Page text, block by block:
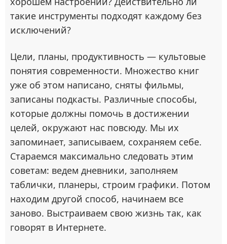
такие инструменты подходят каждому без
исключений?
Цели, планы, продуктивность — культовые
понятия современности. Множество книг
уже об этом написано, сняты фильмы,
записаны подкасты. Различные способы,
которые должны помочь в достижении
целей, окружают нас повсюду. Мы их
запоминает, записываем, сохраняем себе.
Стараемся максимально следовать этим
советам: ведем дневники, заполняем
таблички, планеры, строим графики. Потом
находим другой способ, начинаем все
заново. Выстраиваем свою жизнь так, как
говорят в Интернете.